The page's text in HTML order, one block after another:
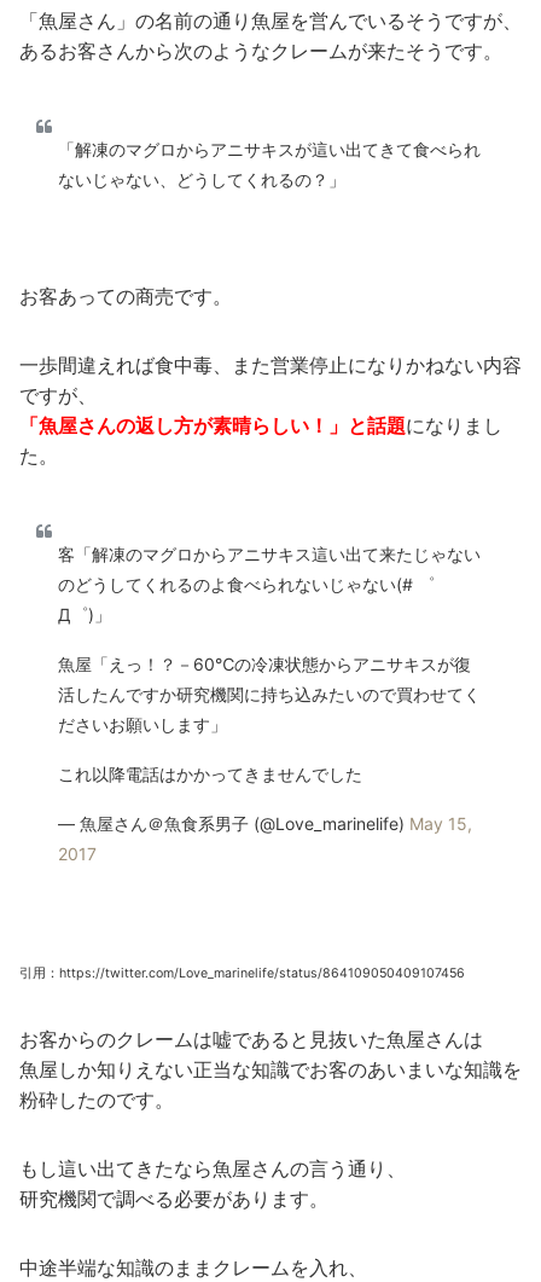
「魚屋さん」の名前の通り魚屋を営んでいるそうですが、
あるお客さんから次のようなクレームが来たそうです。
「解凍のマグロからアニサキスが這い出てきて食べられ
ないじゃない、どうしてくれるの？」
お客あっての商売です。
一歩間違えれば食中毒、また営業停止になりかねない内容
ですが、
「魚屋さんの返し方が素晴らしい！」と話題になりまし
た。
客「解凍のマグロからアニサキス這い出て来たじゃない
のどうしてくれるのよ食べられないじゃない(# ゜
Д゜)」
魚屋「えっ！？－60℃の冷凍状態からアニサキスが復
活したんですか研究機関に持ち込みたいので買わせてく
ださいお願いします」
これ以降電話はかかってきませんでした
— 魚屋さん＠魚食系男子 (@Love_marinelife) May 15,
2017
引用：https://twitter.com/Love_marinelife/status/864109050409107456
お客からのクレームは嘘であると見抜いた魚屋さんは
魚屋しか知りえない正当な知識でお客のあいまいな知識を
粉砕したのです。
もし這い出てきたなら魚屋さんの言う通り、
研究機関で調べる必要があります。
中途半端な知識のままクレームを入れ、